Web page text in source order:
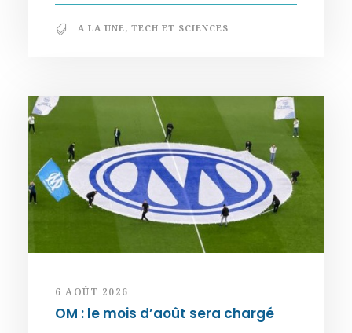
A LA UNE, TECH ET SCIENCES
6 AOÛT 2026
OM : le mois d’août sera chargé